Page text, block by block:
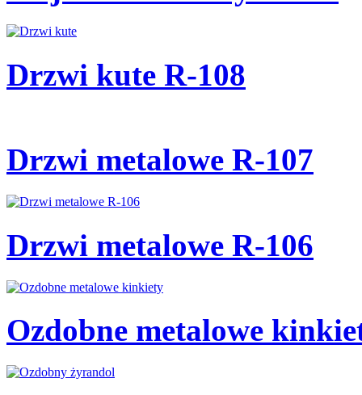
Drzwi kute R-108
Drzwi metalowe R-107
Drzwi metalowe R-106
Ozdobne metalowe